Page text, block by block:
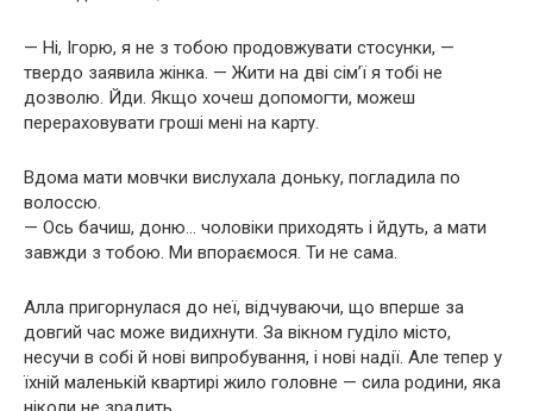
— Ні, Ігорю, я не з тобою продовжувати стосунки, —
твердо заявила жінка. — Жити на дві сім’ї я тобі не
дозволю. Йди. Якщо хочеш допомогти, можеш
перераховувати гроші мені на карту.
Вдома мати мовчки вислухала доньку, погладила по
волоссю.
— Ось бачиш, доню… чоловіки приходять і йдуть, а мати
завжди з тобою. Ми впораємося. Ти не сама.
Алла пригорнулася до неї, відчуваючи, що вперше за
довгий час може видихнути. За вікном гуділо місто,
несучи в собі й нові випробування, і нові надії. Але тепер у
їхній маленькій квартирі жило головне — сила родини, яка